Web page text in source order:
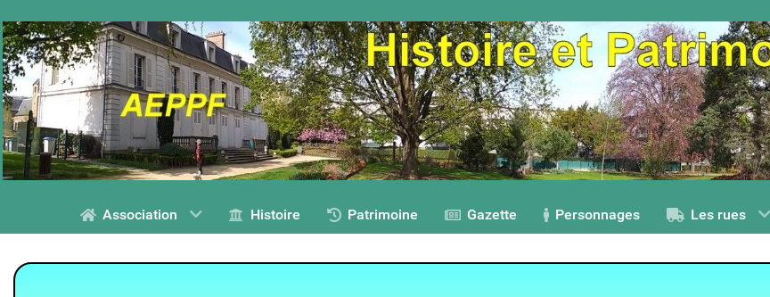
Association Histoire Patrimoine Gazette Personnages Les rues